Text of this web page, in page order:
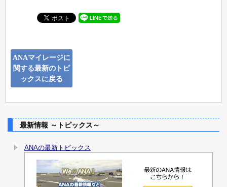
ANAマイレージに
関する最新のトピ
ックスに戻る
最新情報 ～トピックス～
ANAの最新トピックス